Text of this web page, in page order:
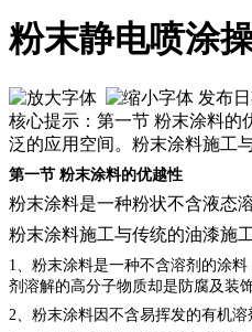
粉末静电喷涂
发布
核心提示：第一节 粉末涂料的
泛的应用空间。粉末涂料施工
第一节 粉末涂料的优越性
粉末涂料是一种粉状不含液态
粉末涂料施工与传统的油漆施
1、粉末涂料是一种不含溶剂的涂
剂溶解的高分子物质却是防腐及装
2、粉末涂料因不含易挥发的有机